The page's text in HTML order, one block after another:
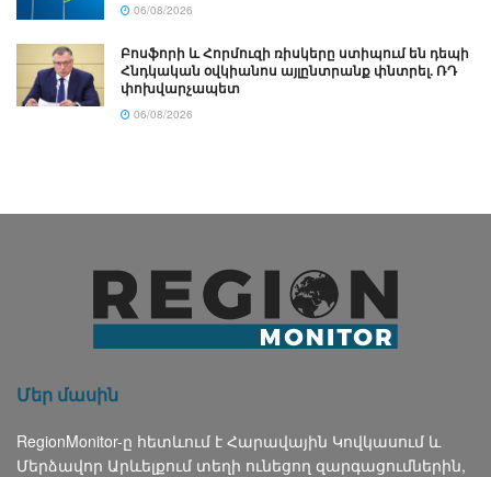
06/08/2026
Բոսֆորի և Հորմուզի ռիսկերը ստիպում են դեպի
Հնդկական օվկիանոս այլընտրանք փնտրել. ՌԴ
փոխվարչապետ
06/08/2026
Մեր մասին
RegionMonitor-ը հետևում է Հարավային Կովկասում և
Մերձավոր Արևելքում տեղի ունեցող զարգացումներին,